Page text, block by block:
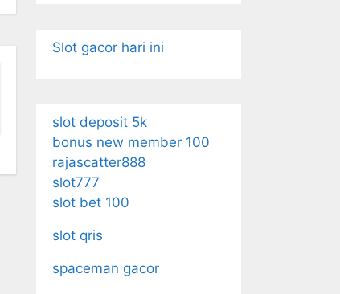
Slot gacor hari ini
slot deposit 5k
bonus new member 100
rajascatter888
slot777
slot bet 100
slot qris
spaceman gacor